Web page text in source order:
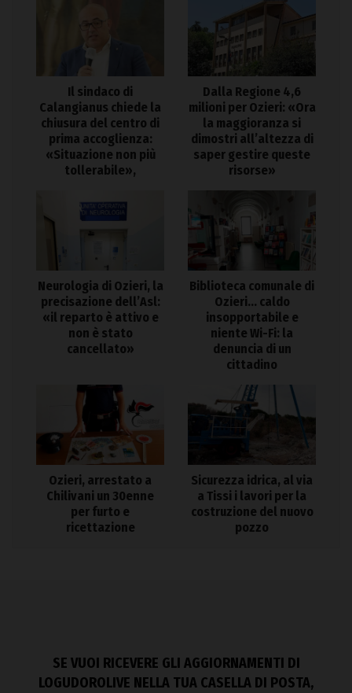
Il sindaco di
Calangianus chiede la
chiusura del centro di
prima accoglienza:
«Situazione non più
tollerabile»,
Dalla Regione 4,6
milioni per Ozieri: «Ora
la maggioranza si
dimostri all’altezza di
saper gestire queste
risorse»
Neurologia di Ozieri, la
precisazione dell’Asl:
«il reparto è attivo e
non è stato
cancellato»
Biblioteca comunale di
Ozieri… caldo
insopportabile e
niente Wi-Fi: la
denuncia di un
cittadino
Ozieri, arrestato a
Chilivani un 30enne
per furto e
ricettazione
Sicurezza idrica, al via
a Tissi i lavori per la
costruzione del nuovo
pozzo
SE VUOI RICEVERE GLI AGGIORNAMENTI DI
LOGUDOROLIVE NELLA TUA CASELLA DI POSTA,